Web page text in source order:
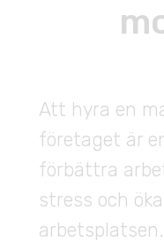
Att hyra en
företaget är
förbättra
stress och